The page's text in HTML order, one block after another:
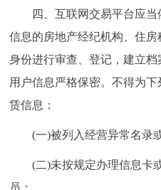
四、互联网交易平台应当
信息的房地产经纪机构、住
身份进行审查、登记，建立
用户信息严格保密。不得为
赁信息：
(一)被列入经营异常名录或
(二)未按规定办理信息卡或
员；